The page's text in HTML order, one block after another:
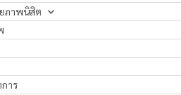
ภาพนิสิต
าร